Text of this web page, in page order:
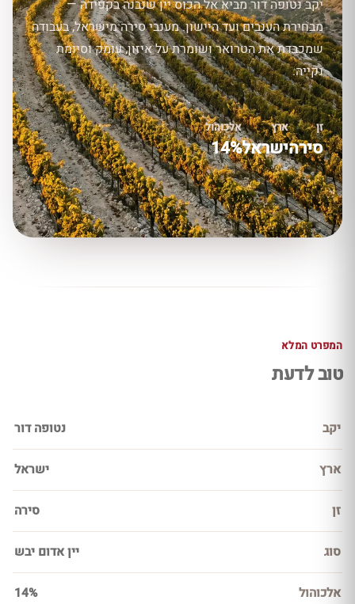
יקב נטופה דור מביא אל הכוס יין שנבנה בקפידה —
מבחירת הענבים ועד היישון. מענבי סירה מישראל, בעבודה
שמכבדת את הטרואר ושומרת על איזון, עומק וסיומת
נקייה.
זן
סירה
ארץ
ישראל
אלכוהול
14%
המפרט המלא
טוב לדעת
יקב נטופה דור
ארץ ישראל
זן סירה
סוג יין אדום יבש
אלכוהול 14%